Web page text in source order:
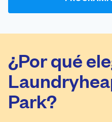
¿Por qué
Park?